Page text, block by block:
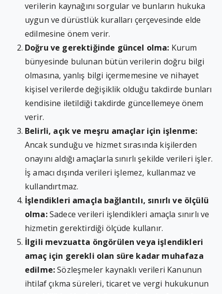
verilerin kaynağını sorgular ve bunların hukuka
uygun ve dürüstlük kuralları çerçevesinde elde
edilmesine önem verir.
Doğru ve gerektiğinde güncel olma: Kurum
bünyesinde bulunan bütün verilerin doğru bilgi
olmasına, yanlış bilgi içermemesine ve nihayet
kişisel verilerde değişiklik olduğu takdirde bunları
kendisine iletildiği takdirde güncellemeye önem
verir.
Belirli, açık ve meşru amaçlar için işlenme:
Ancak sunduğu ve hizmet sırasında kişilerden
onayını aldığı amaçlarla sınırlı şekilde verileri işler.
İş amacı dışında verileri işlemez, kullanmaz ve
kullandırtmaz.
İşlendikleri amaçla bağlantılı, sınırlı ve ölçülü
olma:Sadece verileri işlendikleri amaçla sınırlı ve
hizmetin gerektirdiği ölçüde kullanır.
İlgili mevzuatta öngörülen veya işlendikleri
amaç için gerekli olan süre kadar muhafaza
edilme:Sözleşmeler kaynaklı verileri Kanunun
ihtilaf çıkma süreleri, ticaret ve vergi hukukunun